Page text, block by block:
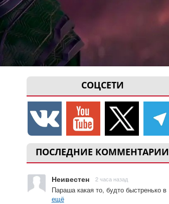
СОЦСЕТИ
ПОСЛЕДНИЕ КОММЕНТАРИИ
Неивестен 2 часа назад
Параша какая то, будто быстренько в
ещё